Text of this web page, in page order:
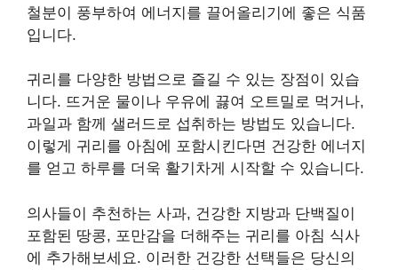
철분이 풍부하여 에너지를 끌어올리기에 좋은 식품
입니다.
귀리를 다양한 방법으로 즐길 수 있는 장점이 있습
니다. 뜨거운 물이나 우유에 끓여 오트밀로 먹거나,
과일과 함께 샐러드로 섭취하는 방법도 있습니다.
이렇게 귀리를 아침에 포함시킨다면 건강한 에너지
를 얻고 하루를 더욱 활기차게 시작할 수 있습니다.
의사들이 추천하는 사과, 건강한 지방과 단백질이
포함된 땅콩, 포만감을 더해주는 귀리를 아침 식사
에 추가해보세요. 이러한 건강한 선택들은 당신의